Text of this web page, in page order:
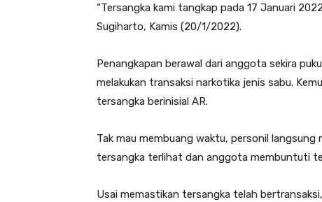
“Tersangka kami tangkap pada 17 Januari
Sugiharto, Kamis (20/1/2022).
Penangkapan berawal dari anggota sekira
melakukan transaksi narkotika jenis sabu.
tersangka berinisial AR.
Tak mau membuang waktu, personil
tersangka terlihat dan anggota membuntuti
Usai memastikan tersangka telah